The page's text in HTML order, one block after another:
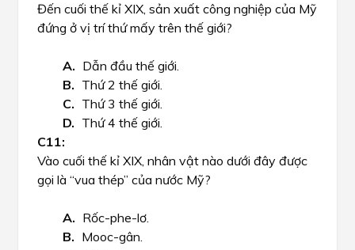
Đến cuối thế kỉ XIX, sản xuất công nghiệp của Mỹ
đứng ở vị trí thứ mấy trên thế giới?
Dẫn đầu thế giới.
Thứ 2 thế giới.
Thứ 3 thế giới.
Thứ 4 thế giới.
Vào cuối thế kỉ XIX, nhân vật nào dưới đây được
gọi là “vua thép” của nước Mỹ?
Rốc-phe-lơ.
Mooc-gân.